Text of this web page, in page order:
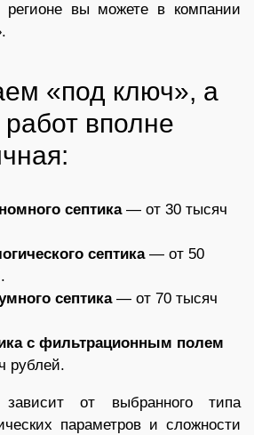
регионе вы можете в компании
«под ключ», а
вполне
септика— от 30 тысяч
септика— от 50
септика— от 70 тысяч
с фильтрационным полем
рублей.
от выбранного типа
параметров и сложности